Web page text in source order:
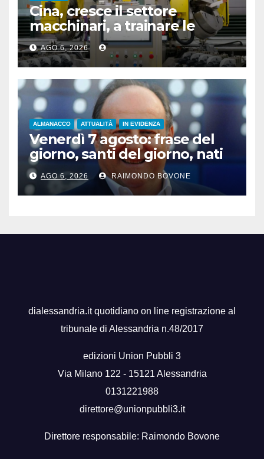
Cina, cresce il settore
macchinari, a trainare le
“attrezzature intelligenti”
AGO 6, 2026
ALMANACCO ATTUALITÀ IN EVIDENZA
Venerdì 7 agosto: frase del
giorno, santi del giorno, nati
famosi, accadde oggi
AGO 6, 2026 RAIMONDO BOVONE
dialessandria.it quotidiano on line registrazione al
tribunale di Alessandria n.48/2017
edizioni Union Pubbli 3
Via Milano 122 - 15121 Alessandria
0131221988
direttore@unionpubbli3.it
Direttore responsabile: Raimondo Bovone